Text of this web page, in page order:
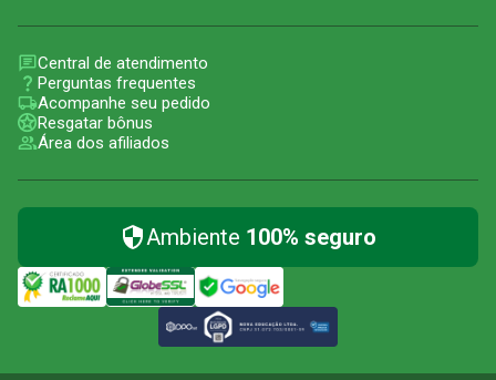
Central de atendimento
Perguntas frequentes
Acompanhe seu pedido
Resgatar bônus
Área dos afiliados
Ambiente 100% seguro